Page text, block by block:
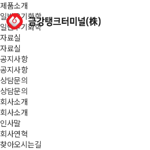
제품소개
일반유기화학
일반무기화학
자료실
자료실
공지사항
공지사항
상담문의
상담문의
회사소개
회사소개
인사말
회사연혁
찾아오시는길